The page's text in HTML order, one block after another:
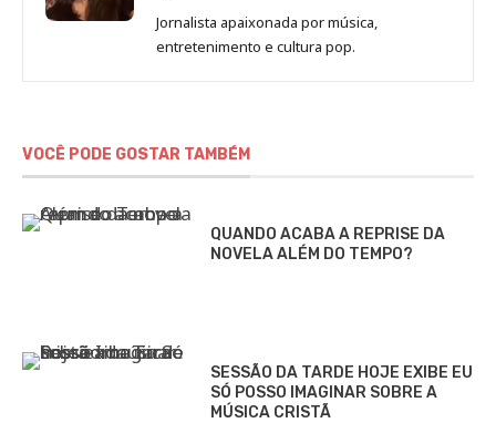
de
Marina
Jornalista apaixonada por música,
entretenimento e cultura pop.
VOCÊ PODE GOSTAR TAMBÉM
QUANDO ACABA A REPRISE DA
NOVELA ALÉM DO TEMPO?
SESSÃO DA TARDE HOJE EXIBE EU
SÓ POSSO IMAGINAR SOBRE A
MÚSICA CRISTÃ